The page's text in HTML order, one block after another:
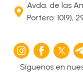
Avda. de las
Portero: 1019),
Síguenos en